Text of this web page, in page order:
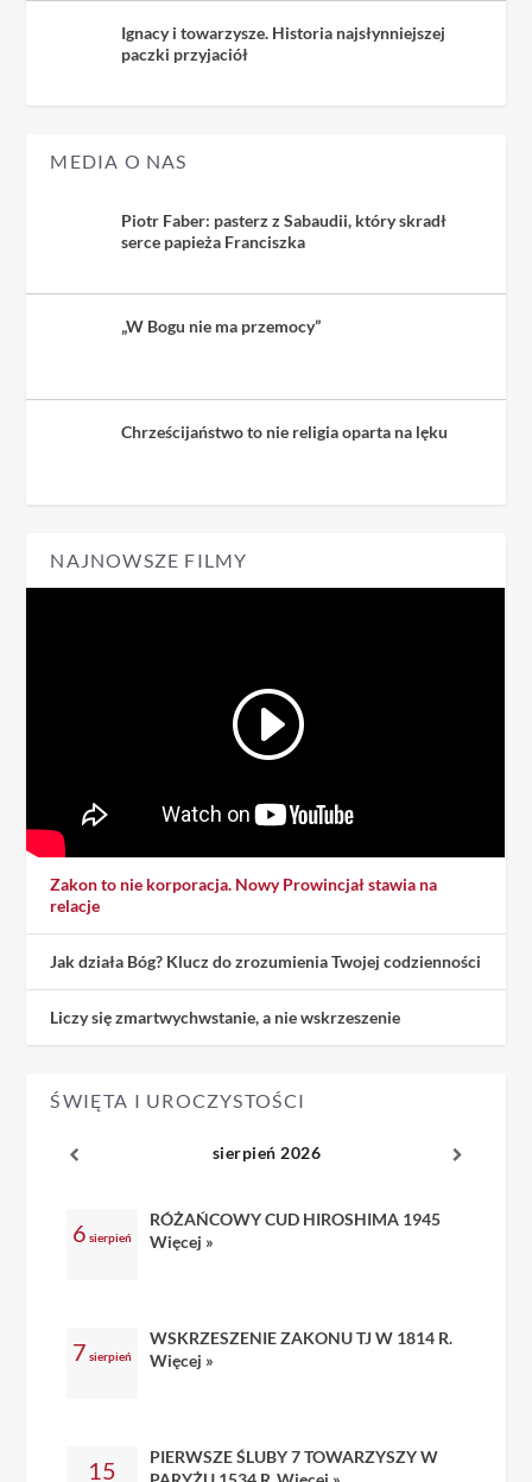
Ignacy i towarzysze. Historia najsłynniejszej
paczki przyjaciół
MEDIA O NAS
Piotr Faber: pasterz z Sabaudii, który skradł
serce papieża Franciszka
„W Bogu nie ma przemocy”
Chrześcijaństwo to nie religia oparta na lęku
NAJNOWSZE FILMY
Zakon to nie korporacja. Nowy Prowincjał stawia na
relacje
Jak działa Bóg? Klucz do zrozumienia Twojej codzienności
Liczy się zmartwychwstanie, a nie wskrzeszenie
ŚWIĘTA I UROCZYSTOŚCI
sierpień 2026
6 sierpień
RÓŻAŃCOWY CUD HIROSHIMA 1945
Więcej »
7 sierpień
WSKRZESZENIE ZAKONU TJ W 1814 R.
Więcej »
15
PIERWSZE ŚLUBY 7 TOWARZYSZY W